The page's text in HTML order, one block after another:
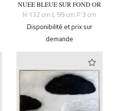
NUEE BLEUE SUR FOND OR
H 132 cm L 99 cm P 3 cm
Disponibilité et prix sur
demande